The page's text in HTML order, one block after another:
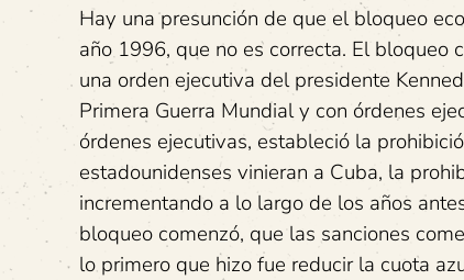
Hay una presunción de que el bloqueo
año 1996, que no es correcta. El bloqueo
una orden ejecutiva del presidente
Primera Guerra Mundial y con órdenes
órdenes ejecutivas, estableció la
estadounidenses vinieran a Cuba, la
incrementando a lo largo de los años
bloqueo comenzó, que las sanciones
lo primero que hizo fue reducir la cuota